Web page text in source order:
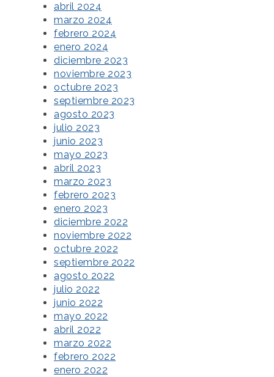
abril 2024
marzo 2024
febrero 2024
enero 2024
diciembre 2023
noviembre 2023
octubre 2023
septiembre 2023
agosto 2023
julio 2023
junio 2023
mayo 2023
abril 2023
marzo 2023
febrero 2023
enero 2023
diciembre 2022
noviembre 2022
octubre 2022
septiembre 2022
agosto 2022
julio 2022
junio 2022
mayo 2022
abril 2022
marzo 2022
febrero 2022
enero 2022